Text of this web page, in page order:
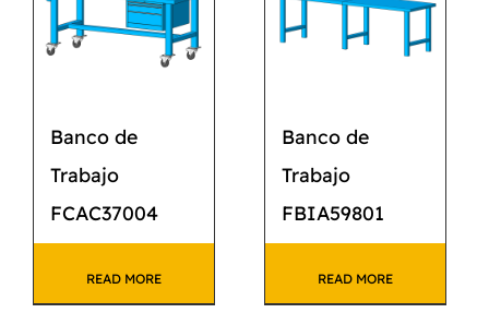
Banco de
Trabajo
FCAC37004
READ MORE
Banco de
Trabajo
FBIA59801
READ MORE